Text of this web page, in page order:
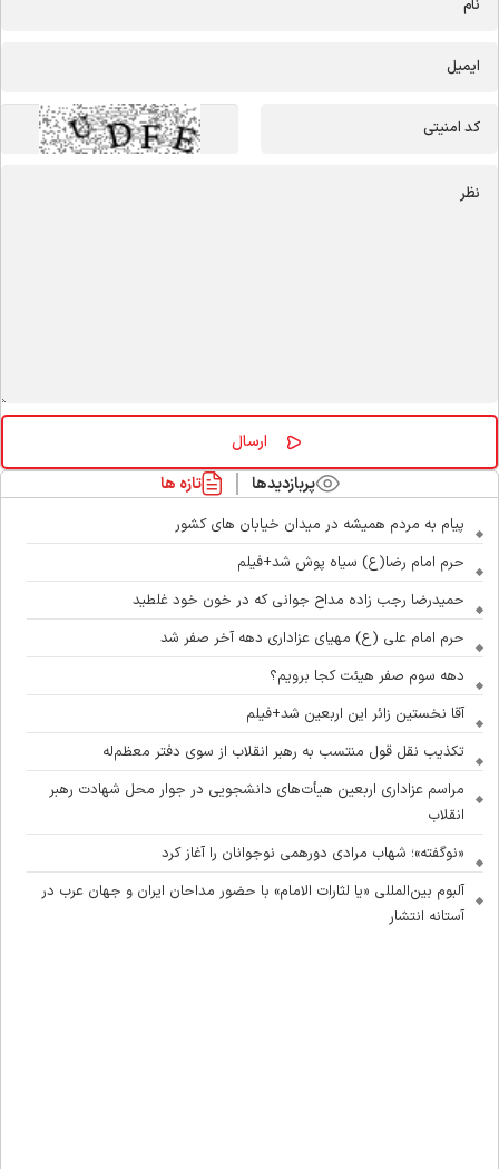
پربازدیدها تازه ها
پیام به مردم همیشه در میدان خیابان های کشور
حرم امام رضا(ع) سیاه پوش شد+فیلم
حمیدرضا رجب زاده مداح جوانی که در خون خود غلطید
حرم امام علی (ع) مهیای عزاداری دهه آخر صفر شد
دهه سوم صفر هیئت کجا برویم؟
آقا نخستین زائر این اربعین شد+فیلم
تکذیب نقل قول منتسب به رهبر انقلاب از سوی دفتر معظم‌له
مراسم عزاداری اربعین هیأت‌های دانشجویی در جوار محل شهادت رهبر
انقلاب
«نوگفته»؛ شهاب مرادی دورهمی نوجوانان را آغاز کرد
آلبوم بین‌المللی «یا لثارات الامام» با حضور مداحان ایران و جهان عرب در
آستانه انتشار